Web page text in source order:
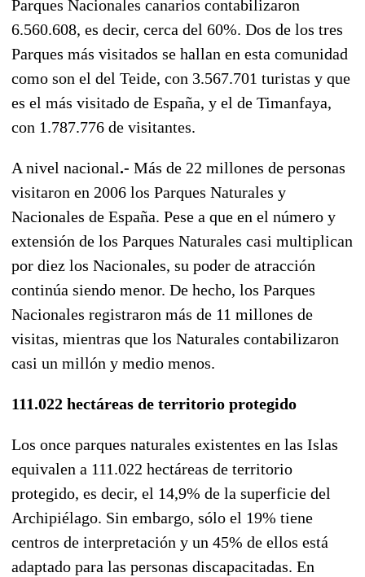
Parques Nacionales canarios contabilizaron
6.560.608, es decir, cerca del 60%. Dos de los tres
Parques más visitados se hallan en esta comunidad
como son el del Teide, con 3.567.701 turistas y que
es el más visitado de España, y el de Timanfaya,
con 1.787.776 de visitantes.
A nivel nacional.- Más de 22 millones de personas
visitaron en 2006 los Parques Naturales y
Nacionales de España. Pese a que en el número y
extensión de los Parques Naturales casi multiplican
por diez los Nacionales, su poder de atracción
continúa siendo menor. De hecho, los Parques
Nacionales registraron más de 11 millones de
visitas, mientras que los Naturales contabilizaron
casi un millón y medio menos.
111.022 hectáreas de territorio protegido
Los once parques naturales existentes en las Islas
equivalen a 111.022 hectáreas de territorio
protegido, es decir, el 14,9% de la superficie del
Archipiélago. Sin embargo, sólo el 19% tiene
centros de interpretación y un 45% de ellos está
adaptado para las personas discapacitadas. En